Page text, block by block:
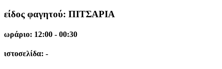
είδος φαγητού: ΠΙΤΣΑΡΙΑ
ωράριο: 12:00 - 00:30
ιστοσελίδα: -